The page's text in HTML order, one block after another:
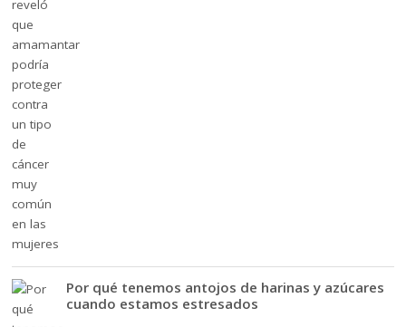
Por qué tenemos antojos de harinas y azúcares
cuando estamos estresados